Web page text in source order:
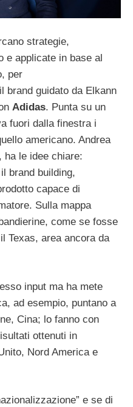
strategie,
e applicate in base al
per
brand guidato da Elkann
Adidas. Punta su un
fuori dalla finestra i
americano. Andrea
ha le idee chiare:
brand building,
capace di
Sulla mappa
come se fosse
Texas, area ancora da
input ma ha mete
ad esempio, puntano a
Cina; lo fanno con
ottenuti in
Nord America e
e se di